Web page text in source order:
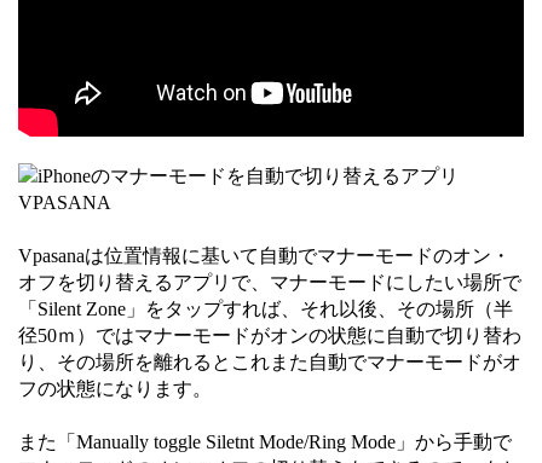
Vpasanaは位置情報に基いて自動でマナーモードのオン・
オフを切り替えるアプリで、マナーモードにしたい場所で
「Silent Zone」をタップすれば、それ以後、その場所（半
径50ｍ）ではマナーモードがオンの状態に自動で切り替わ
り、その場所を離れるとこれまた自動でマナーモードがオ
フの状態になります。
また「Manually toggle Siletnt Mode/Ring Mode」から手動で